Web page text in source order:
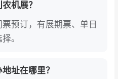
机展？
预订，有展期票、单日
。
址在哪里？